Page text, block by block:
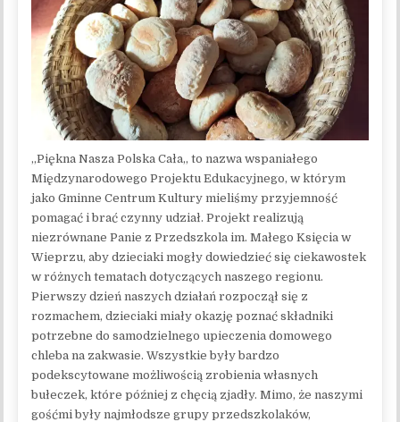
,,Piękna Nasza Polska Cała,, to nazwa wspaniałego
Międzynarodowego Projektu Edukacyjnego, w którym
jako Gminne Centrum Kultury mieliśmy przyjemność
pomagać i brać czynny udział. Projekt realizują
niezrównane Panie z Przedszkola im. Małego Księcia w
Wieprzu, aby dzieciaki mogły dowiedzieć się ciekawostek
w różnych tematach dotyczących naszego regionu.
Pierwszy dzień naszych działań rozpoczął się z
rozmachem, dzieciaki miały okazję poznać składniki
potrzebne do samodzielnego upieczenia domowego
chleba na zakwasie. Wszystkie były bardzo
podekscytowane możliwością zrobienia własnych
bułeczek, które później z chęcią zjadły. Mimo, że naszymi
gośćmi były najmłodsze grupy przedszkolaków,